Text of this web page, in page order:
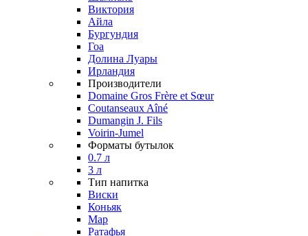
Виктория
Айла
Бургундия
Гоа
Долина Луары
Ирландия
Производители
Domaine Gros Frère et Sœur
Coutanseaux Aîné
Dumangin J. Fils
Voirin-Jumel
Форматы бутылок
0.7 л
3 л
Тип напитка
Виски
Коньяк
Мар
Ратафья